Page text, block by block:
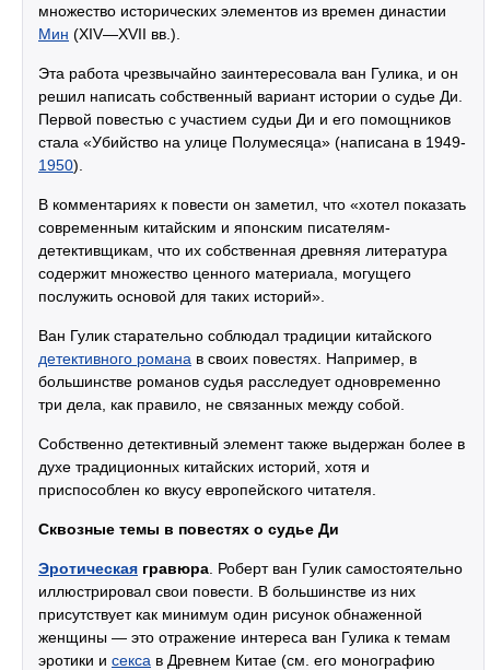
множество исторических элементов из времен династии
Мин (XIV—XVII вв.).
Эта работа чрезвычайно заинтересовала ван Гулика, и он
решил написать собственный вариант истории о судье Ди.
Первой повестью с участием судьи Ди и его помощников
стала «Убийство на улице Полумесяца» (написана в 1949-
1950).
В комментариях к повести он заметил, что «хотел показать
современным китайским и японским писателям-
детективщикам, что их собственная древняя литература
содержит множество ценного материала, могущего
послужить основой для таких историй».
Ван Гулик старательно соблюдал традиции китайского
детективного романа в своих повестях. Например, в
большинстве романов судья расследует одновременно
три дела, как правило, не связанных между собой.
Собственно детективный элемент также выдержан более в
духе традиционных китайских историй, хотя и
приспособлен ко вкусу европейского читателя.
Сквозные темы в повестях о судье Ди
Эротическая гравюра . Роберт ван Гулик самостоятельно
иллюстрировал свои повести. В большинстве из них
присутствует как минимум один рисунок обнаженной
женщины — это отражение интереса ван Гулика к темам
эротики и секса в Древнем Китае (см. его монографию